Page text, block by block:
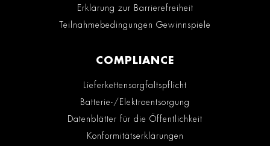
Erklärung zur Barrierefreiheit
Teilnahmebedingungen Gewinnspiele
COMPLIANCE
Lieferkettensorgfaltspflicht
Batterie-/Elektroentsorgung
Datenblätter für die Öffentlichkeit
Konformitätserklärungen